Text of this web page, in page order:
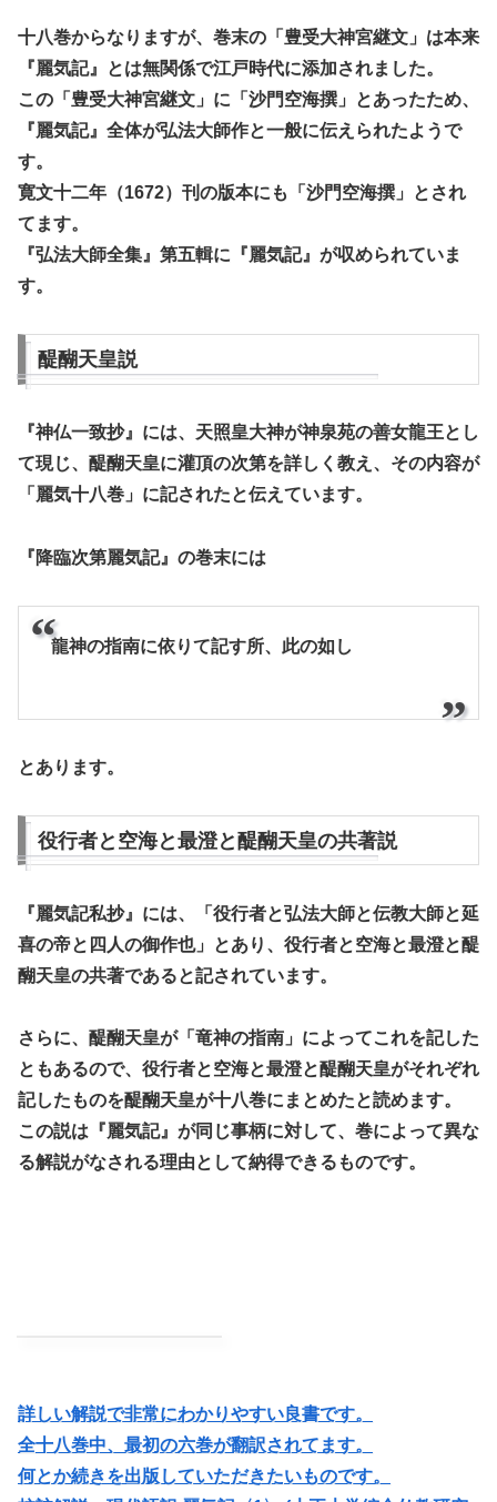
十八巻からなりますが、巻末の「豊受大神宮継文」は本来
『麗気記』とは無関係で江戸時代に添加されました。
この「豊受大神宮継文」に「沙門空海撰」とあったため、
『麗気記』全体が弘法大師作と一般に伝えられたようで
す。
寛文十二年（1672）刊の版本にも「沙門空海撰」とされ
てます。
『弘法大師全集』第五輯に『麗気記』が収められていま
す。
醍醐天皇説
『神仏一致抄』には、天照皇大神が神泉苑の善女龍王とし
て現じ、醍醐天皇に灌頂の次第を詳しく教え、その内容が
「麗気十八巻」に記されたと伝えています。
『降臨次第麗気記』の巻末には
龍神の指南に依りて記す所、此の如し
とあります。
役行者と空海と最澄と醍醐天皇の共著説
『麗気記私抄』には、「役行者と弘法大師と伝教大師と延
喜の帝と四人の御作也」とあり、役行者と空海と最澄と醍
醐天皇の共著であると記されています。
さらに、醍醐天皇が「竜神の指南」によってこれを記した
ともあるので、役行者と空海と最澄と醍醐天皇がそれぞれ
記したものを醍醐天皇が十八巻にまとめたと読めます。
この説は『麗気記』が同じ事柄に対して、巻によって異な
る解説がなされる理由として納得できるものです。
詳しい解説で非常にわかりやすい良書です。
全十八巻中、最初の六巻が翻訳されてます。
何とか続きを出版していただきたいものです。